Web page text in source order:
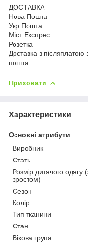
ДОСТАВКА
Нова Пошта
Укр Пошта
Міст Експрес
Розетка
Доставка з післяплатою
пошта
Приховати
Характеристики
Основні атрибути
Виробник
Стать
Розмір дитячого одягу
зростом)
Сезон
Колір
Тип тканини
Стан
Вікова група